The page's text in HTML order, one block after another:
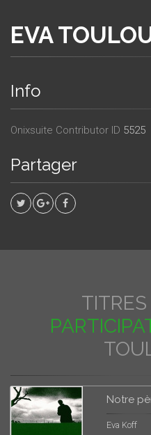
EVA
Info
Onixsuite Contributor ID 5525
Partager
TITRES
Notre
Eva Koff